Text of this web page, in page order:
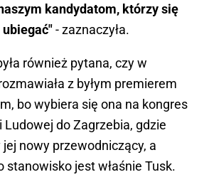
kandydatom, którzy się
- zaznaczyła.
również pytana, czy w
z byłym premierem
bo wybiera się ona na kongres
Ludowej do Zagrzebia, gdzie
nowy przewodniczący, a
stanowisko jest właśnie Tusk.